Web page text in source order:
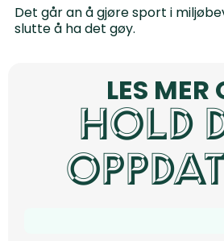
Det går an å gjøre sport i
slutte å ha det gøy.
LES MER
HOLD